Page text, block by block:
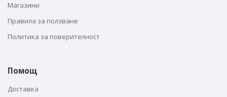
Магазини
Правила за ползване
Политика за поверителност
Помощ
Доставка